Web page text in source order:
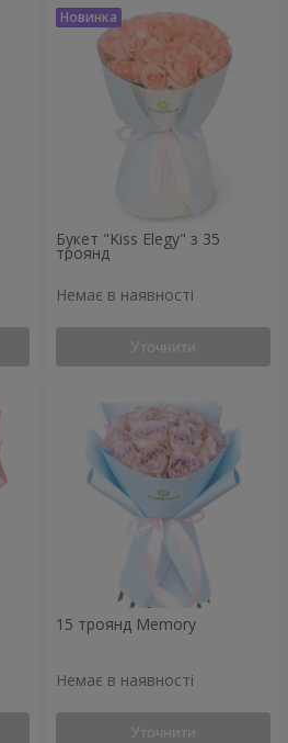
Букет "Kiss Elegy" з 35
троянд
Немає в наявності
Уточнити
15 троянд Memory
Немає в наявності
Уточнити